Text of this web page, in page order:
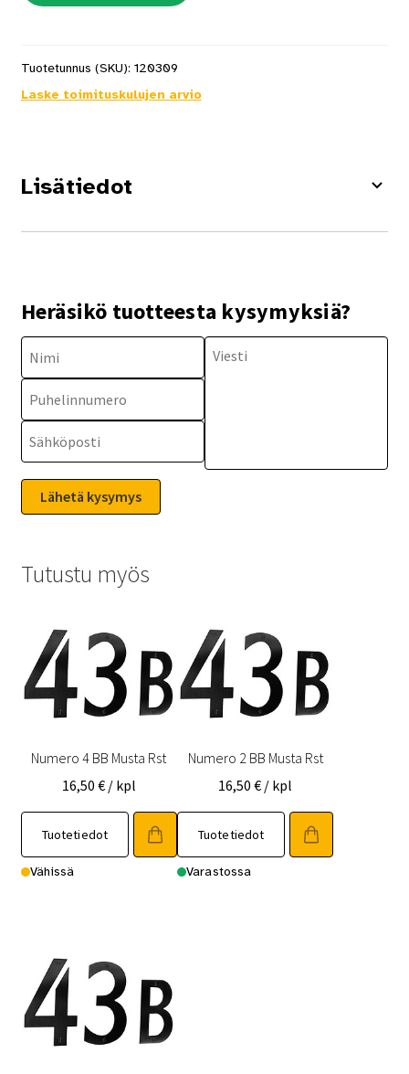
Tuotetunnus (SKU): 120309
Laske toimituskulujen arvio
Lisätiedot
Heräsikö tuotteesta kysymyksiä?
Tutustu myös
Numero 4 BB Musta Rst
16,50 € / kpl
Tuotetiedot
Vähissä
Numero 2 BB Musta Rst
16,50€ / kpl
Tuotetiedot
Varastossa